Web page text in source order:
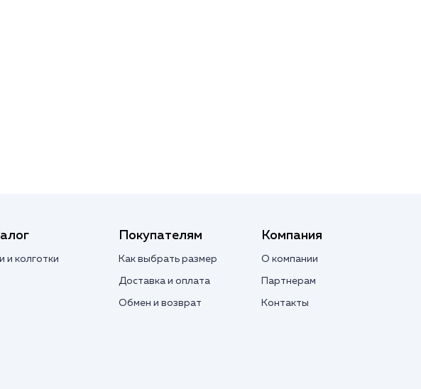
и колготки
Покупателям
Как выбрать размер
Доставка и оплата
Обмен и возврат
Компания
О компании
Партнерам
Контакты